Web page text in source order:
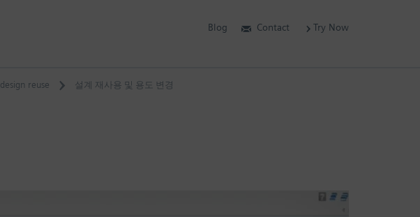
design reuse 설계 재사용 및 용도 변경
Blog Contact Try Now